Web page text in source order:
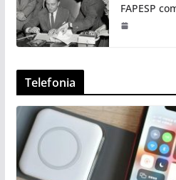
FAPESP
Telefonia